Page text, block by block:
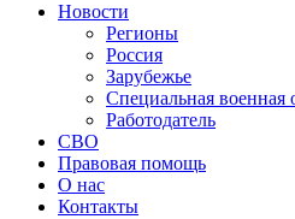
Новости
Регионы
Россия
Зарубежье
Специальная военная
Работодатель
СВО
Правовая помощь
О нас
Контакты